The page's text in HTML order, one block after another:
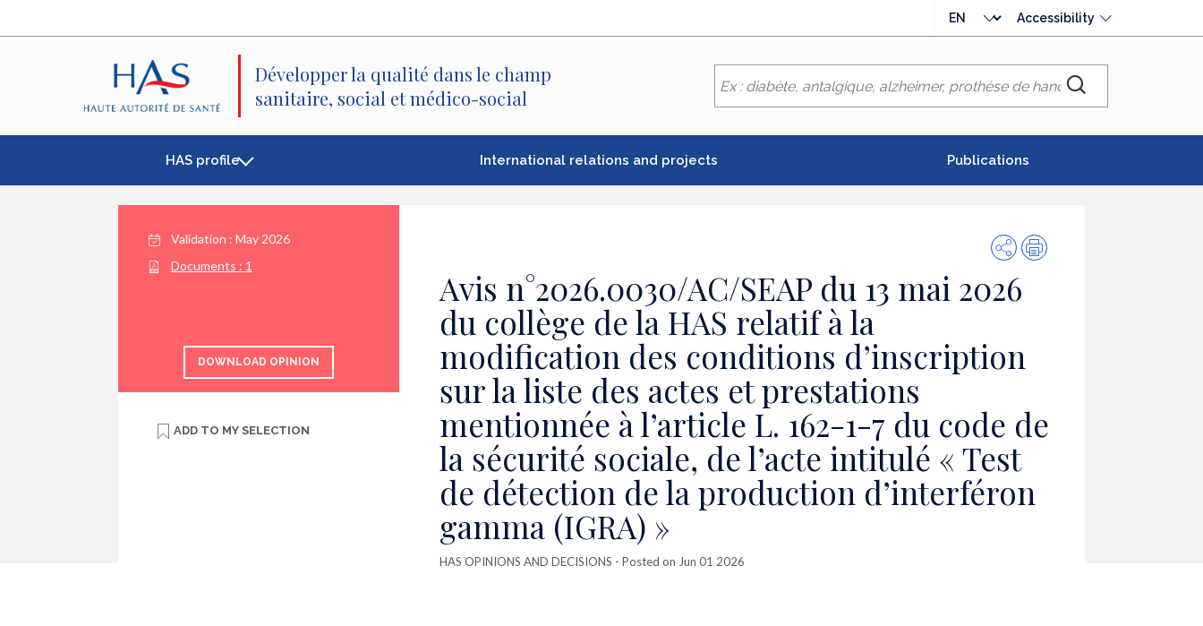
language
Accessibility
Développer la qualité dans le champ
sanitaire, social et médico-social
Chercher
HAS profile International relations and projects Publications
Validation : May 2026
Documents : 1
DOWNLOAD OPINION
ADD TO MY SELECTION
SharePrint
Avis n°2026.0030/AC/SEAP du 13 mai 2026
du collège de la HAS relatif à la
modification des conditions d’inscription
sur la liste des actes et prestations
mentionnée à l’article L. 162-1-7 du code de
la sécurité sociale, de l’acte intitulé « Test
de détection de la production d’interféron
gamma (IGRA) »
HAS OPINIONS AND DECISIONS - Posted on Jun 01 2026